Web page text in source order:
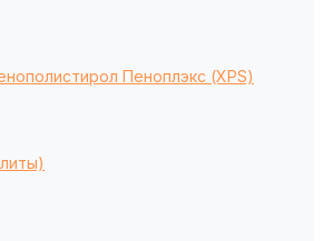
Пеноплэкс (XPS)